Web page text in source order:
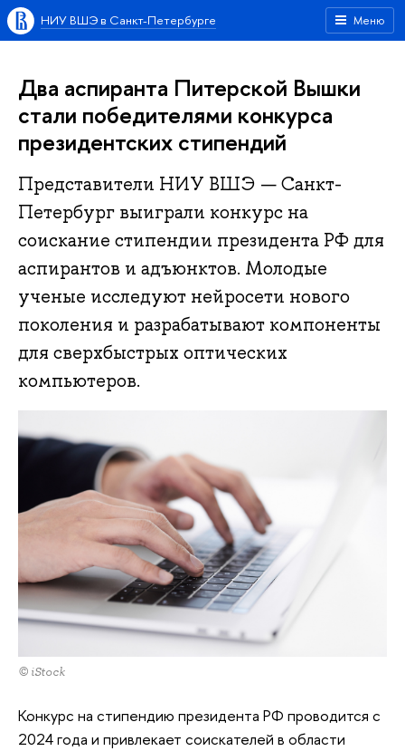
Меню
НИУ ВШЭ в Санкт-Петербурге
Два аспиранта Питерской Вышки
стали победителями конкурса
президентских стипендий
Представители НИУ ВШЭ — Санкт-
Петербург выиграли конкурс на
соискание стипендии президента РФ для
аспирантов и адъюнктов. Молодые
ученые исследуют нейросети нового
поколения и разрабатывают компоненты
для сверхбыстрых оптических
компьютеров.
© iStock
Конкурс на стипендию президента РФ проводится с
2024 года и привлекает соискателей в области